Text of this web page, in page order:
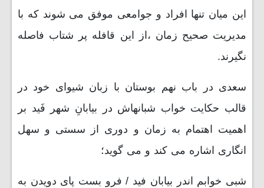
این میان تنها افراد و جوامعی موفق می شوند که با
مدیریت صحیح زمان ،از این قافله پر شتاب فاصله
نگیرند.
سعدی در باب نهم بوستان با زبان شیوای خود در
قالب حکایت خواب شبانهاش در بیابانِ شهر فَید بر
اهمیت اهتمام به زمان و دوری از سستی و سهل
انگاری اشاره می کند و می گوید؛
شبی خوابم اندر بیابان فید / فرو بست پای دویدن به